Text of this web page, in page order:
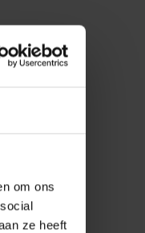
om ons
ze heeft